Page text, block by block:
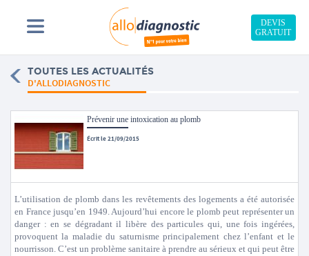
DEVIS
GRATUIT
TOUTES LES ACTUALITÉS
D'ALLODIAGNOSTIC
Prévenir une intoxication au plomb
Écrit le 21/09/2015
L’utilisation de plomb dans les revêtements des logements a été autorisée
en France jusqu’en 1949. Aujourd’hui encore le plomb peut représenter un
danger : en se dégradant il libère des particules qui, une fois ingérées,
provoquent la maladie du saturnisme principalement chez l’enfant et le
nourrisson. C’est un problème sanitaire à prendre au sérieux et qui peut être